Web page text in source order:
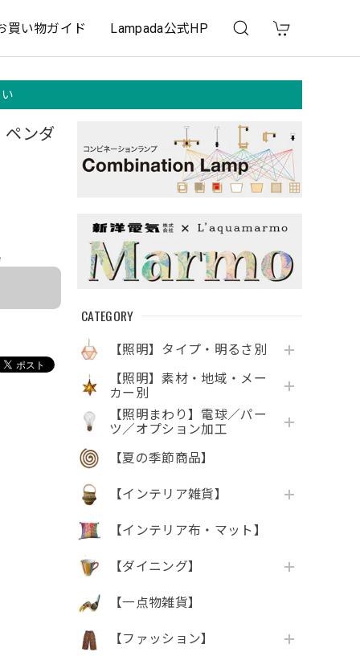
買い物ガイド Lampada公式HP
CATEGORY
【照明】タイプ・明るさ別
【照明】素材・地域・メー
カー別
【照明まわり】電球／パー
ツ／オプション加工
【夏の季節商品】
【インテリア雑貨】
【インテリア布・マット】
【ダイニング】
【一点物雑貨】
【ファッション】
ンダ